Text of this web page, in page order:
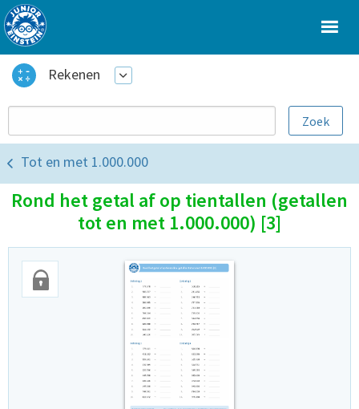
Rekenen
Tot en met 1.000.000
Rond het getal af op tientallen (getallen
tot en met 1.000.000) [3]